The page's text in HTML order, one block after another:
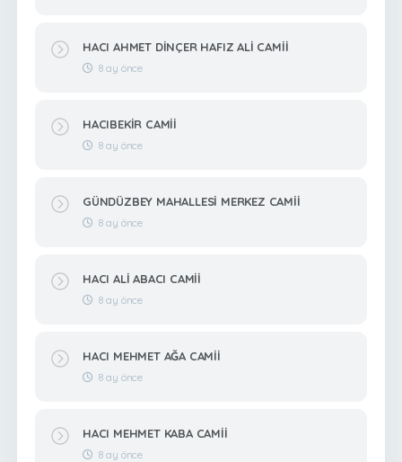
HACI AHMET DİNÇER HAFIZ ALİ CAMİİ
8 ay önce
HACIBEKİR CAMİİ
8 ay önce
GÜNDÜZBEY MAHALLESİ MERKEZ CAMİİ
8 ay önce
HACI ALİ ABACI CAMİİ
8 ay önce
HACI MEHMET AĞA CAMİİ
8 ay önce
HACI MEHMET KABA CAMİİ
8 ay önce